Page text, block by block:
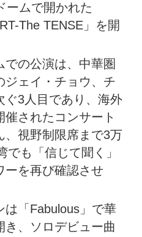
ームで開かれた
The TENSE」を開
の公演は、中華圏
ジェイ・チョウ、チ
ぐ3人目であり、海外
されたコンサート
、視野制限席まで3万
でも「信じて聞く」
ーを再び確認させ
は「Fabulous」で華
き、ソロデビュー曲